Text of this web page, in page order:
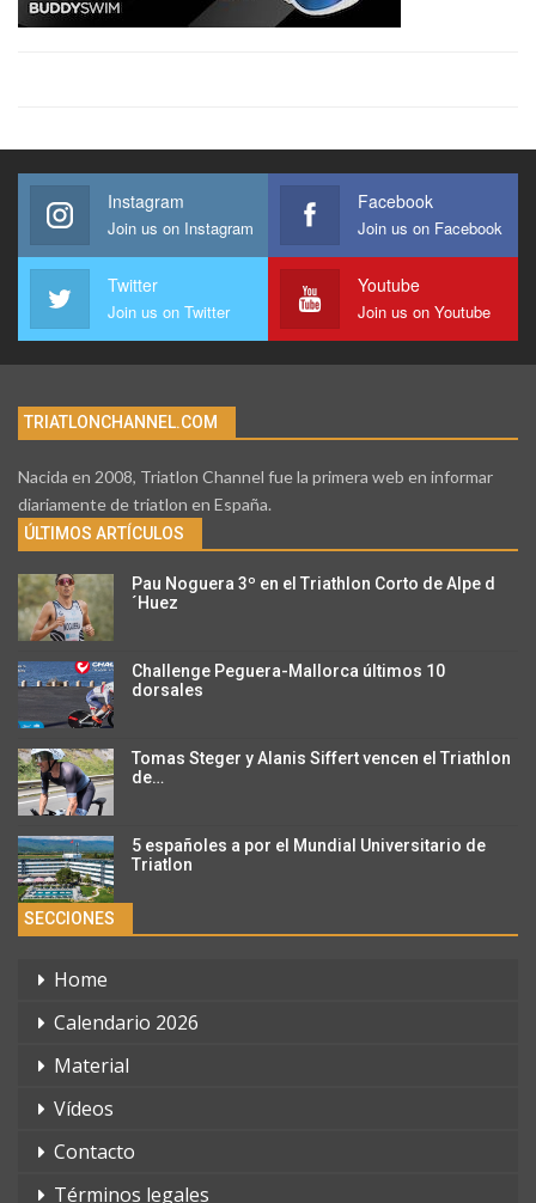
Instagram
Join us on Instagram
Facebook
Join us on Facebook
Twitter
Join us on Twitter
Youtube
Join us on Youtube
TRIATLONCHANNEL.COM
Nacida en 2008, Triatlon Channel fue la primera web en informar
diariamente de triatlon en España.
ÚLTIMOS ARTÍCULOS
Pau Noguera 3º en el Triathlon Corto de Alpe d
´Huez
Challenge Peguera-Mallorca últimos 10
dorsales
Tomas Steger y Alanis Siffert vencen el Triathlon
de…
5 españoles a por el Mundial Universitario de
Triatlon
SECCIONES
Home
Calendario 2026
Material
Vídeos
Contacto
Términos legales